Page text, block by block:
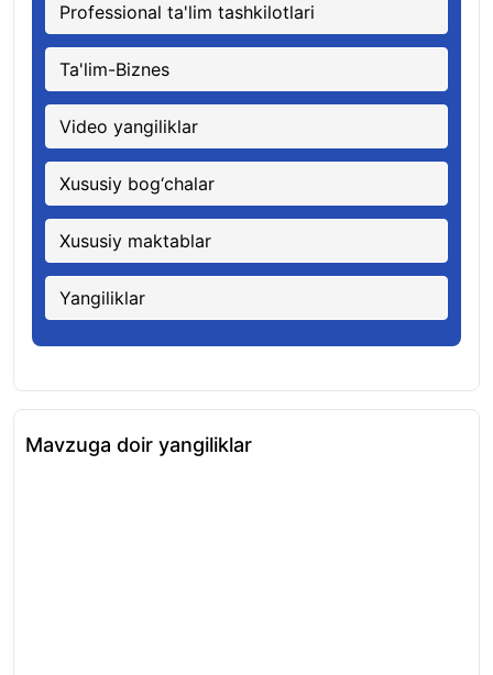
Professional ta'lim tashkilotlari
Ta'lim-Biznes
Video yangiliklar
Xususiy bog‘chalar
Xususiy maktablar
Yangiliklar
Mavzuga doir yangiliklar